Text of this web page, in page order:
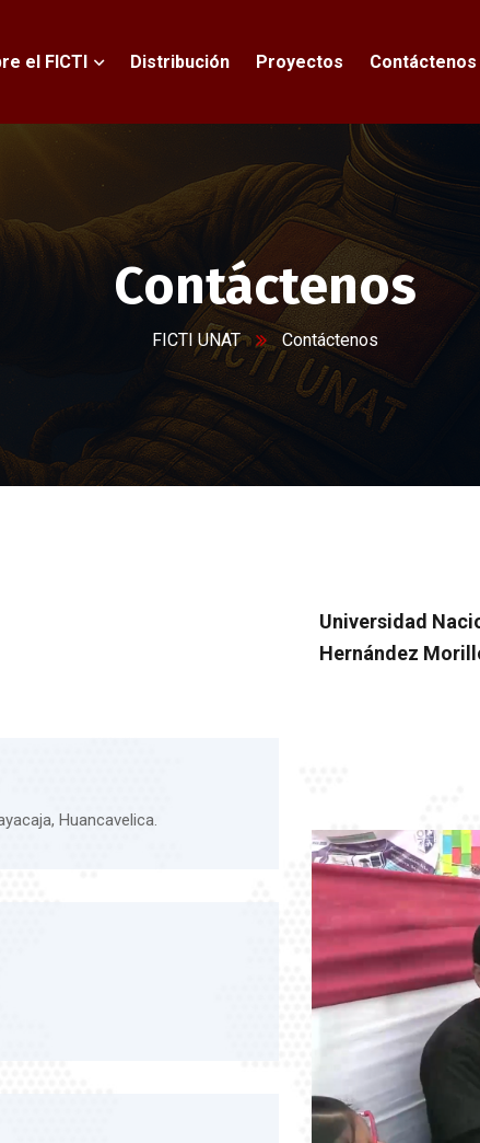
el FICTI Distribución Proyectos Contáctenos
Contáctenos
FICTI UNAT Contáctenos
Universidad
Hernández
Huancavelica.